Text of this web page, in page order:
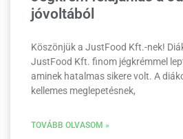
jóvoltából
Köszönjük a JustFood Kft.-nek!
JustFood Kft. finom jégkrémmel
aminek hatalmas sikere volt. A
kellemes meglepetésnek,
TOVÁBB OLVASOM »